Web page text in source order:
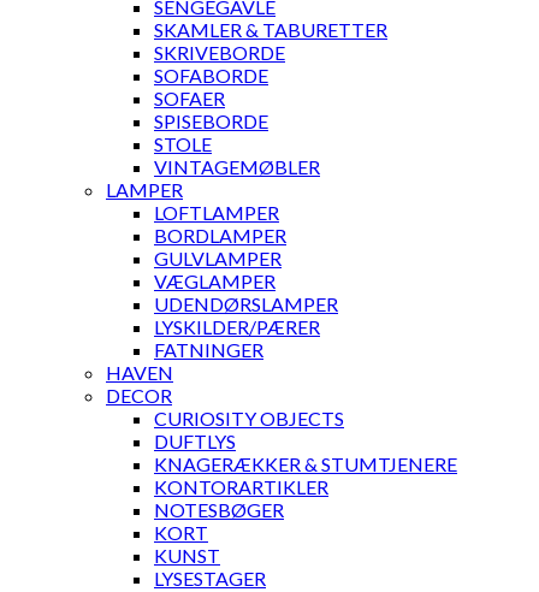
SENGEGAVLE
SKAMLER & TABURETTER
SKRIVEBORDE
SOFABORDE
SOFAER
SPISEBORDE
STOLE
VINTAGEMØBLER
LAMPER
LOFTLAMPER
BORDLAMPER
GULVLAMPER
VÆGLAMPER
UDENDØRSLAMPER
LYSKILDER/PÆRER
FATNINGER
HAVEN
DECOR
CURIOSITY OBJECTS
DUFTLYS
KNAGERÆKKER & STUMTJENERE
KONTORARTIKLER
NOTESBØGER
KORT
KUNST
LYSESTAGER